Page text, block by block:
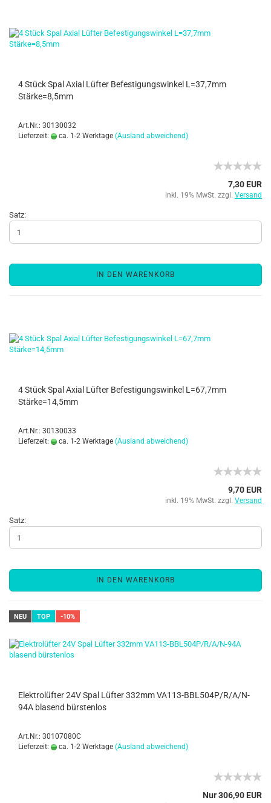
4 Stück Spal Axial Lüfter Befestigungswinkel L=37,7mm
Stärke=8,5mm
Art.Nr.: 30130032
Lieferzeit:
ca. 1-2 Werktage (Ausland abweichend)
7,30 EUR
inkl. 19% MwSt. zzgl. Versand
Satz:
IN DEN WARENKORB
4 Stück Spal Axial Lüfter Befestigungswinkel L=67,7mm
Stärke=14,5mm
Art.Nr.: 30130033
Lieferzeit:
ca. 1-2 Werktage (Ausland abweichend)
9,70 EUR
inkl. 19% MwSt. zzgl. Versand
Satz:
IN DEN WARENKORB
NEU TOP -10%
Elektrolüfter 24V Spal Lüfter 332mm VA113-BBL504P/R/A/N-
94A blasend bürstenlos
Art.Nr.: 30107080C
Lieferzeit:
ca. 1-2 Werktage (Ausland abweichend)
Nur 306,90 EUR